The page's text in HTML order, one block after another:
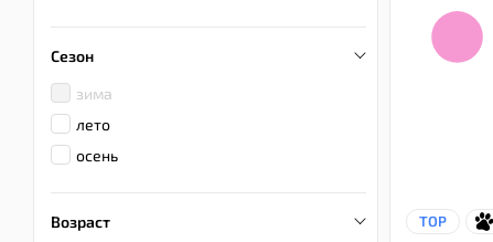
TOP
Сезон
зима
лето
осень
Возраст